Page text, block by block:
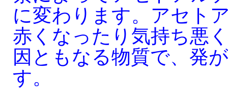
に変わります。アセト
赤くなったり気持ち悪
因ともなる物質で、発
す。